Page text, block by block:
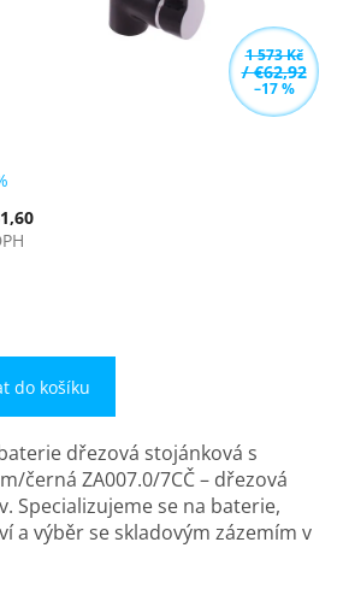
1 573 Kč
/ €62,92
–17 %
do košíku
dřezová stojánková s
černá ZA007.0/7CČ – dřezová
Specializujeme se na baterie,
a výběr se skladovým zázemím v